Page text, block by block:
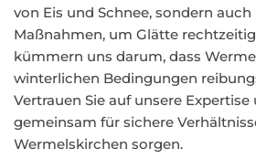
von Eis und Schnee, sondern auch
Maßnahmen, um Glätte
kümmern uns darum, dass
winterlichen Bedingungen
Vertrauen Sie auf unsere Expertise
gemeinsam für sichere
Wermelskirchen sorgen.